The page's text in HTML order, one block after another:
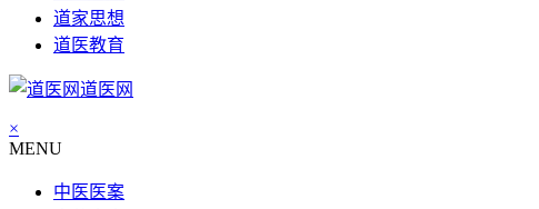
道家思想
道医教育
道医网
×
MENU
中医医案